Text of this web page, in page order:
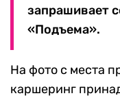
запрашивает
«Подъема».
На фото с места
каршеринг